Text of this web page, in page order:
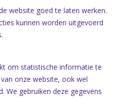
website goed te laten werken.
kunnen worden uitgevoerd
om statistische informatie te
onze website, ook wel
We gebruiken deze gegevens